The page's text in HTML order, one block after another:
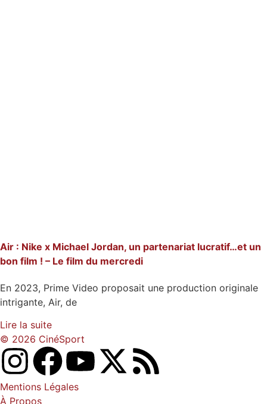
Air : Nike x Michael Jordan, un partenariat lucratif…et un
bon film ! – Le film du mercredi
En 2023, Prime Video proposait une production originale
intrigante, Air, de
Lire la suite
© 2026 CinéSport
Mentions Légales
À Propos